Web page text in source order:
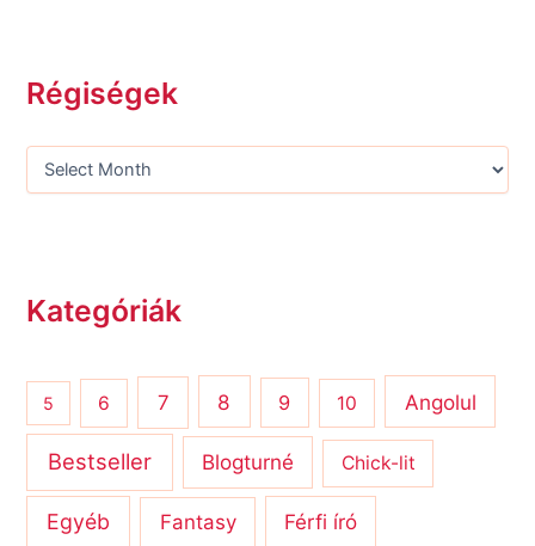
Régiségek
Kategóriák
5 6 7 8 9 10 Angolul
Bestseller Blogturné Chick-lit
Egyéb Fantasy Férfi író